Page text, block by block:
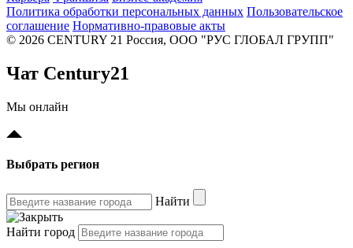
Политика обработки персональных данных Пользовательское
соглашение Нормативно-правовые акты
© 2026 CENTURY 21 Россия, ООО "РУС ГЛОБАЛ ГРУПП"
Чат Century21
Мы онлайн
Выбрать регион
Найти
Найти город